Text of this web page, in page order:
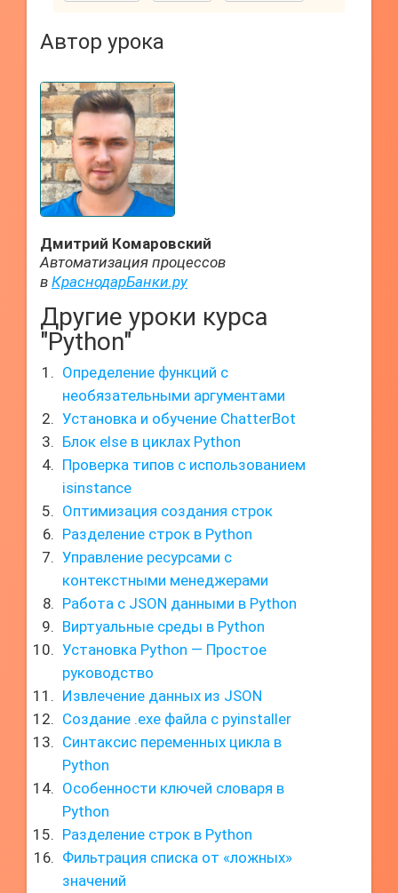
Автор урока
Дмитрий Комаровский
Автоматизация процессов
в КраснодарБанки.ру
Другие уроки курса
"Python"
Определение функций с
необязательными аргументами
Установка и обучение ChatterBot
Блок else в циклах Python
Проверка типов с использованием
isinstance
Оптимизация создания строк
Разделение строк в Python
Управление ресурсами с
контекстными менеджерами
Работа с JSON данными в Python
Виртуальные среды в Python
Установка Python — Простое
руководство
Извлечение данных из JSON
Создание .exe файла с pyinstaller
Синтаксис переменных цикла в
Python
Особенности ключей словаря в
Python
Разделение строк в Python
Фильтрация списка от «ложных»
значений